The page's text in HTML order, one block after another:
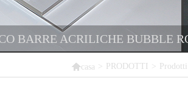
BARRE ACRILICHE BUBBLE
casa > PRODOTTI >